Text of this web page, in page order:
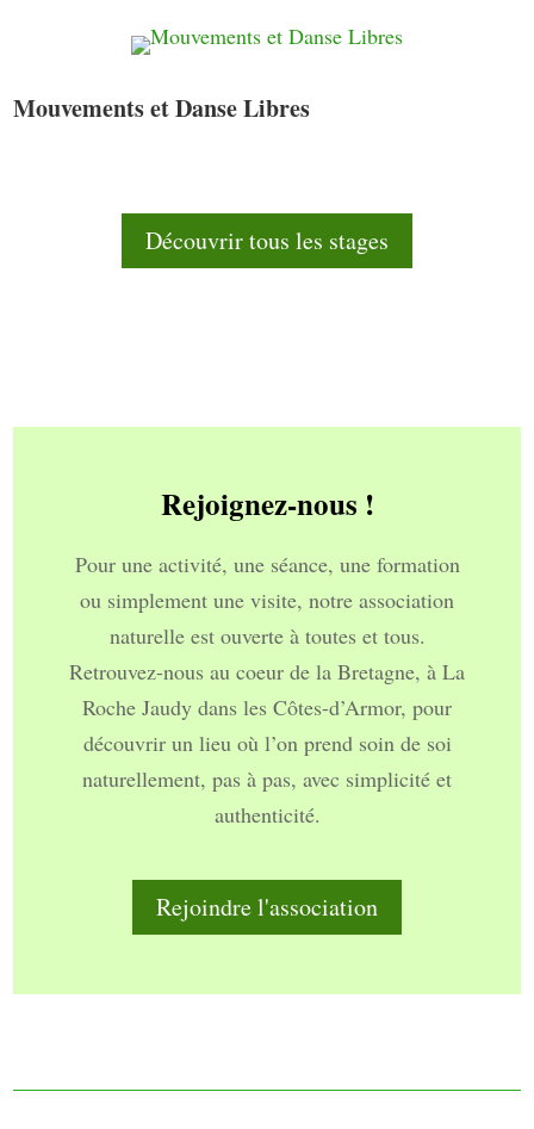
Mouvements et Danse Libres
Découvrir tous les stages
Rejoignez-nous !
Pour une activité, une séance, une formation
ou simplement une visite, notre association
naturelle est ouverte à toutes et tous.
Retrouvez-nous au coeur de la Bretagne, à La
Roche Jaudy dans les Côtes-d’Armor, pour
découvrir un lieu où l’on prend soin de soi
naturellement, pas à pas, avec simplicité et
authenticité.
Rejoindre l'association